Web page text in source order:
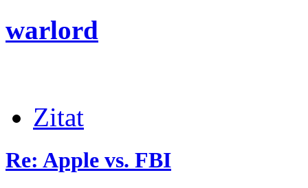
warlord
Zitat
Re: Apple vs. FBI